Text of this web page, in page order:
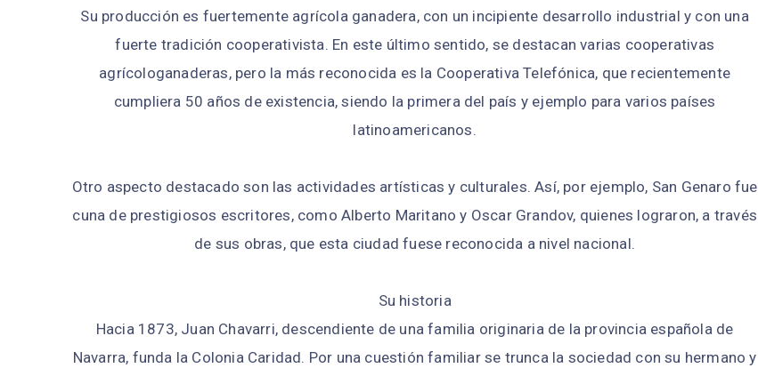
Su producción es fuertemente agrícola ganadera, con un incipiente desarrollo industrial y con una
fuerte tradición cooperativista. En este último sentido, se destacan varias cooperativas
agrícologanaderas, pero la más reconocida es la Cooperativa Telefónica, que recientemente
cumpliera 50 años de existencia, siendo la primera del país y ejemplo para varios países
latinoamericanos.
Otro aspecto destacado son las actividades artísticas y culturales. Así, por ejemplo, San Genaro fue
cuna de prestigiosos escritores, como Alberto Maritano y Oscar Grandov, quienes lograron, a través
de sus obras, que esta ciudad fuese reconocida a nivel nacional.
Su historia
Hacia 1873, Juan Chavarri, descendiente de una familia originaria de la provincia española de
Navarra, funda la Colonia Caridad. Por una cuestión familiar se trunca la sociedad con su hermano y